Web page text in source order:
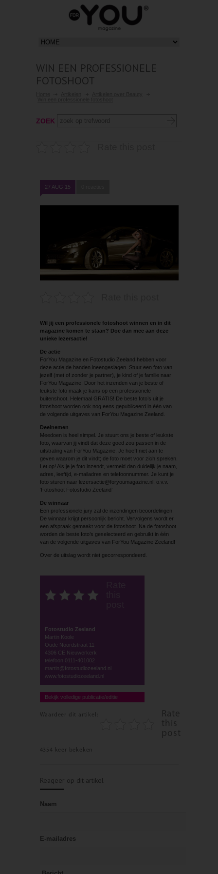
WIN EEN PROFESSIONELE
FOTOSHOOT
ZOEK
27 AUG 15
Wil jij een professionele fotoshoot winnen en in dit
magazine komen te staan? Doe dan mee aan deze
unieke lezersactie!
De actie
ForYou Magazine en Fotostudio Zeeland hebben voor
deze actie de handen ineengeslagen. Stuur een foto van
jezelf (met of zonder je partner), je kind of je familie naar
ForYou Magazine. Door het inzenden van je beste of
leukste foto maak je kans op een professionele
buitenshoot. Helemaal GRATIS! De beste foto’s uit je
fotoshoot worden ook nog eens gepubliceerd in één van
de volgende uitgaves van ForYou Magazine Zeeland.
Deelnemen
Meedoen is heel simpel. Je stuurt ons je beste of leukste
foto, waarvan jij vindt dat deze goed zou passen in de
uitstraling van ForYou Magazine. Je hoeft niet aan te
geven waarom je dit vindt; de foto moet voor zich spreken.
Let op! Als je je foto inzendt, vermeld dan duidelijk je naam,
adres, leeftijd, e-mailadres en telefoonnummer. Je kunt je
foto sturen naar lezersactie@foryoumagazine.nl, o.v.v.
‘Fotoshoot Fotostudio Zeeland’
De winnaar
Een professionele jury zal de inzendingen beoordelingen.
De winnaar krijgt persoonlijk bericht. Vervolgens wordt er
een afspraak gemaakt voor de fotoshoot. Na de fotoshoot
worden de beste foto’s geselecteerd en gebruikt in één
van de volgende uitgaves van ForYou Magazine Zeeland!
Over de uitslag wordt niet gecorrespondeerd.
Fotostudio Zeeland
Martin Koole
Oude Noordstraat 11
4306 CE Nieuwerkerk
telefoon 0111-401002
martin@fotostudiozeeland.nl
www.fotostudiozeeland.nl
Bekijk volledige publicatie/editie
Waardeer dit artikel:
Rate
this
post
4354 keer bekeken
Reageer op dit artikel
Naam
E-mailadres